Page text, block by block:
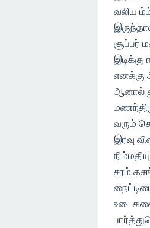
வலிய
சூப்பர்
எனக்கு
ஆனால்
வரும்
இரவு
சரம்